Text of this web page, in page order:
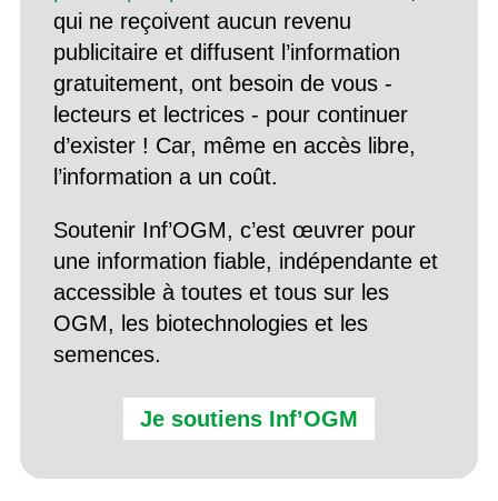
qui ne reçoivent aucun revenu
publicitaire et diffusent l’information
gratuitement, ont besoin de vous -
lecteurs et lectrices - pour continuer
d’exister ! Car, même en accès libre,
l’information a un coût.
Soutenir Inf’OGM, c’est œuvrer pour
une information fiable, indépendante et
accessible à toutes et tous sur les
OGM, les biotechnologies et les
semences.
Je soutiens Inf’OGM